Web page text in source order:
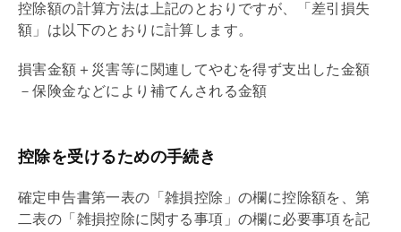
控除額の計算方法は上記のとおりですが、「差引損失
額」は以下のとおりに計算します。
損害金額＋災害等に関連してやむを得ず支出した金額
－保険金などにより補てんされる金額
控除を受けるための手続き
確定申告書第一表の「雑損控除」の欄に控除額を、第
二表の「雑損控除に関する事項」の欄に必要事項を記